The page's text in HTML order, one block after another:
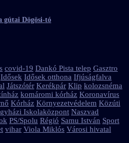
gútai Dögösi-tó
covid-19 Dankó Pista telep Gasztro
Idősek Idősek otthona Ifjúságfalva
Játszótér Kerékpár Klip kolozsnéma
komáromi kórház Koronavírus
Kórház Környezetvédelem Közúti
Iskolaközpont Naszvad
PS/Spolu Régió Samu István Sport
vihar Viola Miklós Városi hivatal